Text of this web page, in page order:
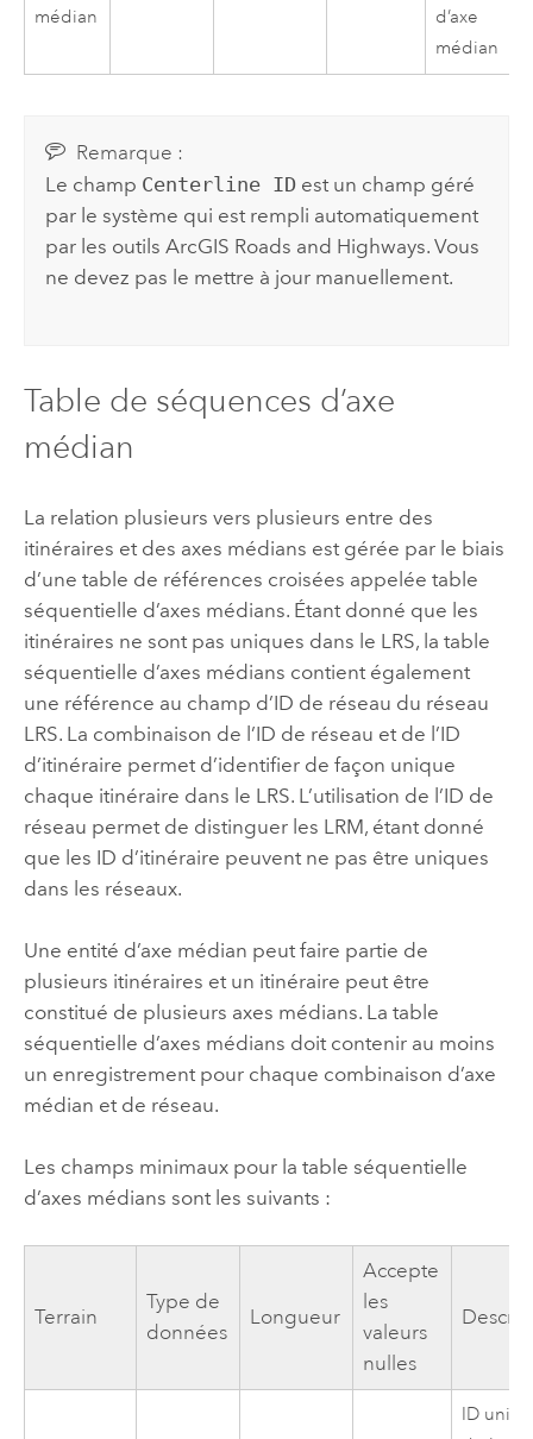
médian
d’axe
médian
Remarque :
Le champ Centerline ID est un champ géré
par le système qui est rempli automatiquement
par les outilsArcGIS Roads and Highways. Vous
ne devez pas le mettre à jour manuellement.
Table de séquences d’axe
médian
La relation plusieurs vers plusieurs entre des
itinéraires et des axes médians est gérée par le biais
d’une table de références croisées appelée table
séquentielle d’axes médians. Étant donné que les
itinéraires ne sont pas uniques dans le LRS, la table
séquentielle d’axes médians contient également
une référence au champ d’ID de réseau du réseau
LRS. La combinaison de l’ID de réseau et de l’ID
d’itinéraire permet d’identifier de façon unique
chaque itinéraire dans le LRS. L’utilisation de l’ID de
réseau permet de distinguer les LRM, étant donné
que les ID d’itinéraire peuvent ne pas être uniques
dans les réseaux.
Une entité d’axe médian peut faire partie de
plusieurs itinéraires et un itinéraire peut être
constitué de plusieurs axes médians. La table
séquentielle d’axes médians doit contenir au moins
un enregistrement pour chaque combinaison d’axe
médian et de réseau.
Les champs minimaux pour la table séquentielle
d’axes médians sont les suivants :
Terrain
Type de
données
Longueur
Accepte
les
valeurs
nulles
ID